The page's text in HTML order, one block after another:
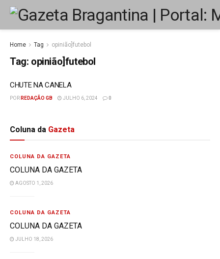
Home Tag opinião]futebol
Tag: opinião]futebol
CHUTE NA CANELA
POR REDAÇÃO GB JULHO 6, 2024 0
Coluna da Gazeta
COLUNA DA GAZETA
COLUNA DA GAZETA
AGOSTO 1, 2026
COLUNA DA GAZETA
COLUNA DA GAZETA
JULHO 18, 2026